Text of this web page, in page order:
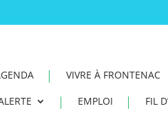
VIVRE À FRONTENAC
EMPLOI FIL